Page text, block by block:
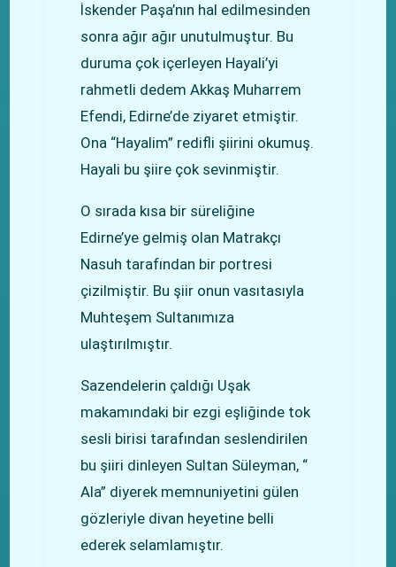
İskender Paşa’nın hal edilmesinden
sonra ağır ağır unutulmuştur. Bu
duruma çok içerleyen Hayali’yi
rahmetli dedem Akkaş Muharrem
Efendi, Edirne’de ziyaret etmiştir.
Ona “Hayalim” redifli şiirini okumuş.
Hayali bu şiire çok sevinmiştir.
O sırada kısa bir süreliğine
Edirne’ye gelmiş olan Matrakçı
Nasuh tarafından bir portresi
çizilmiştir. Bu şiir onun vasıtasıyla
Muhteşem Sultanımıza
ulaştırılmıştır.
Sazendelerin çaldığı Uşak
makamındaki bir ezgi eşliğinde tok
sesli birisi tarafından seslendirilen
bu şiiri dinleyen Sultan Süleyman, “
Ala” diyerek memnuniyetini gülen
gözleriyle divan heyetine belli
ederek selamlamıştır.